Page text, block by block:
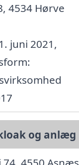
4534 Hørve
juni 2021,
og anlæg